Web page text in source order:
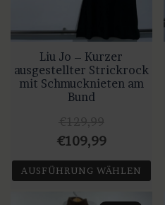
auf
Produktseite
gewählt
werden
Liu Jo – Kurzer
ausgestellter Strickrock
mit Schmucknieten am
Bund
Ursprünglicher
Preis
war:
€109,99Aktueller
Preis
ist:
AUSFÜHRUNG WÄHLEN
Dieses